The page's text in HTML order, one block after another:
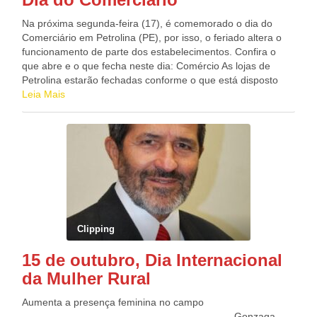
Prevalência da Covid-19. O objetivo é saber sobre a
imunidade permanente das pessoas após as doses das
vacinas. Cerca de 240 moradores estão participando do
estudo. Fonte: Folha-PE
Na próxima segunda-feira (17), é comemorado o dia do
Comerciário em Petrolina (PE), por isso, o feriado altera o
funcionamento de parte dos estabelecimentos. Confira o
que abre e o que fecha neste dia: Comércio As lojas de
Petrolina estarão fechadas conforme o que está disposto
nas cláusulas 46 e 47 da Convenção Coletiva Vigente.
funcionando apenas a praça de alimentação e lazer, das
12h às 22h. O cinema funciona conforme o horário de cada
sessão. Agências bancárias Os bancos funcionam
normalmente na segunda (17). Fonte: Edenevaldo Alves
Leia Mais
Clipping
15 de outubro, Dia Internacional
da Mulher Rural
Aumenta a presença feminina no campo